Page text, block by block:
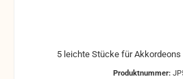
Produktnummer: